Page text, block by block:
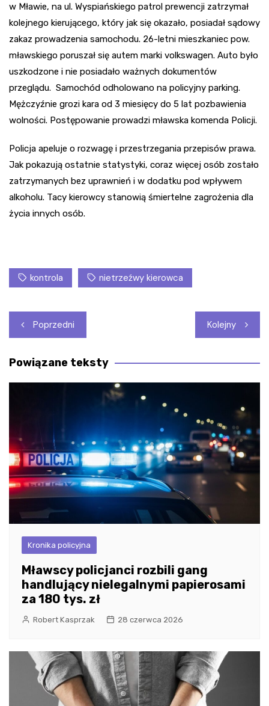
w Mławie, na ul. Wyspiańskiego patrol prewencji zatrzymał
kolejnego kierującego, który jak się okazało, posiadał sądowy
zakaz prowadzenia samochodu. 26-letni mieszkaniec pow.
mławskiego poruszał się autem marki volkswagen. Auto było
uszkodzone i nie posiadało ważnych dokumentów
przeglądu. Samochód odholowano na policyjny parking.
Mężczyźnie grozi kara od 3 miesięcy do 5 lat pozbawienia
wolności. Postępowanie prowadzi mławska komenda Policji.
Policja apeluje o rozwagę i przestrzegania przepisów prawa.
Jak pokazują ostatnie statystyki, coraz więcej osób zostało
zatrzymanych bez uprawnień i w dodatku pod wpływem
alkoholu. Tacy kierowcy stanowią śmiertelne zagrożenia dla
życia innych osób.
kontrola nietrzeźwy kierowca
Nawigacja
wpisu
Poprzedni Kolejny
Powiązane teksty
Kronika policyjna
Mławscy policjanci rozbili gang
handlujący nielegalnymi papierosami
za 180 tys. zł
Robert Kasprzak 28 czerwca 2026